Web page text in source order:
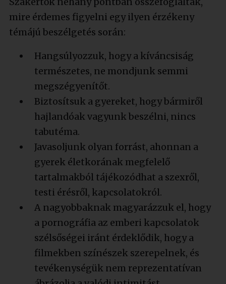
mire érdemes figyelni egy ilyen érzékeny
témájú beszélgetés során:
Hangsúlyozzuk, hogy a kíváncsiság
természetes, ne mondjunk semmi
megszégyenítőt.
Biztosítsuk a gyereket, hogy bármiről
hajlandóak vagyunk beszélni, nincs
tabutéma.
Javasoljunk olyan forrást, ahonnan a
gyerek életkorának megfelelő
tartalmakból tájékozódhat a szexről,
testi érésről, kapcsolatokról.
A nagyobbaknak magyarázzuk el, hogy
a pornográfia az emberi kapcsolatok
szélsőségei iránt érdeklődik, hogy a
filmekben színészek szerepelnek, és
tevékenységük nem reprezentatívan